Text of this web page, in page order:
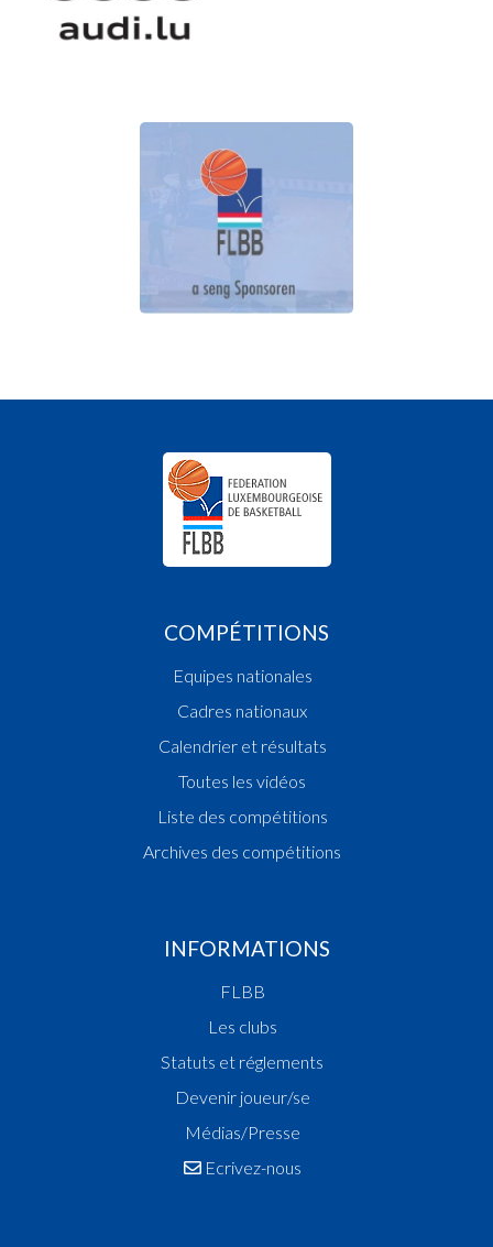
COMPÉTITIONS
Equipes nationales
Cadres nationaux
Calendrier et résultats
Toutes les vidéos
Liste des compétitions
Archives des compétitions
INFORMATIONS
FLBB
Les clubs
Statuts et réglements
Devenir joueur/se
Médias/Presse
Ecrivez-nous